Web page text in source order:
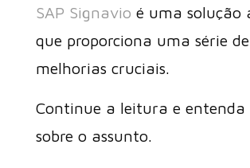
SAP Signavio é uma solução
que proporciona uma série de
melhorias cruciais.
Continue a leitura e entenda
sobre o assunto.